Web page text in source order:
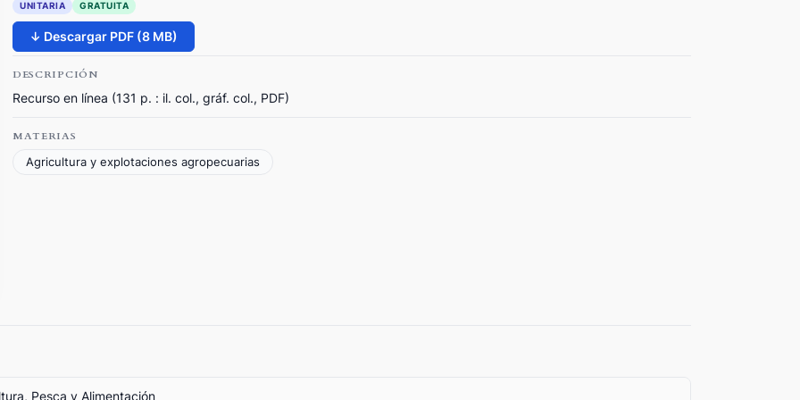
UNITARIA GRATUITA
↓ Descargar PDF (8 MB)
DESCRIPCIÓN
Recurso en línea (131 p. : il. col., gráf. col., PDF)
MATERIAS
Agricultura y explotaciones agropecuarias
Pesca y Alimentación